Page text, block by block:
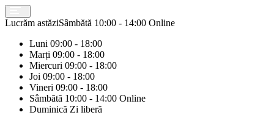
Lucrăm astăziSâmbătă 10:00 - 14:00 Online
Luni 09:00 - 18:00
Marți 09:00 - 18:00
Miercuri 09:00 - 18:00
Joi 09:00 - 18:00
Vineri 09:00 - 18:00
Sâmbătă 10:00 - 14:00 Online
Duminică Zi liberă